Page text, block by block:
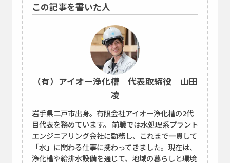
この記事を書いた人
（有）アイオー浄化槽 代表取締役 山田
凌
岩手県二戸市出身。有限会社アイオー浄化槽の2代
目代表を務めています。 前職では水処理系プラント
エンジニアリング会社に勤務し、これまで一貫して
「水」に関わる仕事に携わってきました。現在は、
浄化槽や給排水設備を通じて、地域の暮らしと環境